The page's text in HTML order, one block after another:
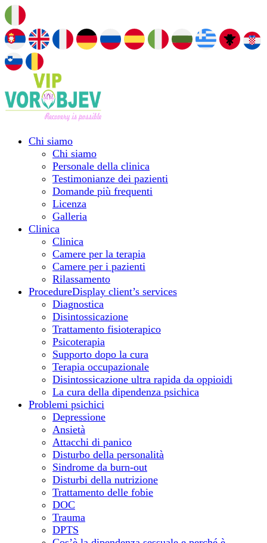
Chi siamo
Chi siamo
Personale della clinica
Testimonianze dei pazienti
Domande più frequenti
Licenza
Galleria
Clinica
Clinica
Camere per la terapia
Camere per i pazienti
Rilassamento
ProcedureDisplay client’s services
Diagnostica
Disintossicazione
Trattamento fisioterapico
Psicoterapia
Supporto dopo la cura
Terapia occupazionale
Disintossicazione ultra rapida da oppioidi
La cura della dipendenza psichica
Problemi psichici
Depressione
Ansietà
Attacchi di panico
Disturbo della personalità
Sindrome da burn-out
Disturbi della nutrizione
Trattamento delle fobie
DOC
Trauma
DPTS